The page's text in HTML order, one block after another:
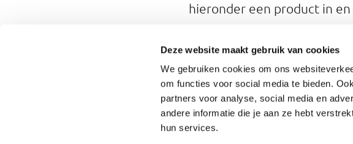
Deze website maakt gebruik van cookies
We gebruiken cookies om ons
om functies voor social media te bieden.
partners voor analyse, social media en
andere informatie die je aan ze hebt
hun services.
hieronder een product in
Caloriechecker